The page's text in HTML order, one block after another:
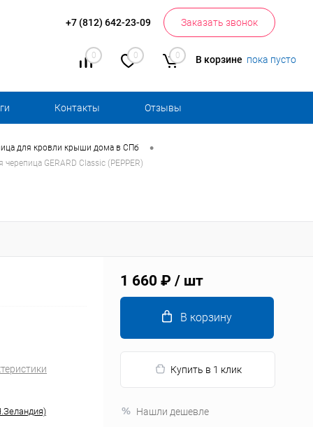
+7 (812) 642-23-09 Заказать звонок
0 0 0 В корзине пока пусто
Контакты Отзывы
для кровли крыши дома в СПб •
GERARD Classic (PEPPER)
1 660 ₽ / шт
В корзину
Купить в 1 клик
Нашли дешевле